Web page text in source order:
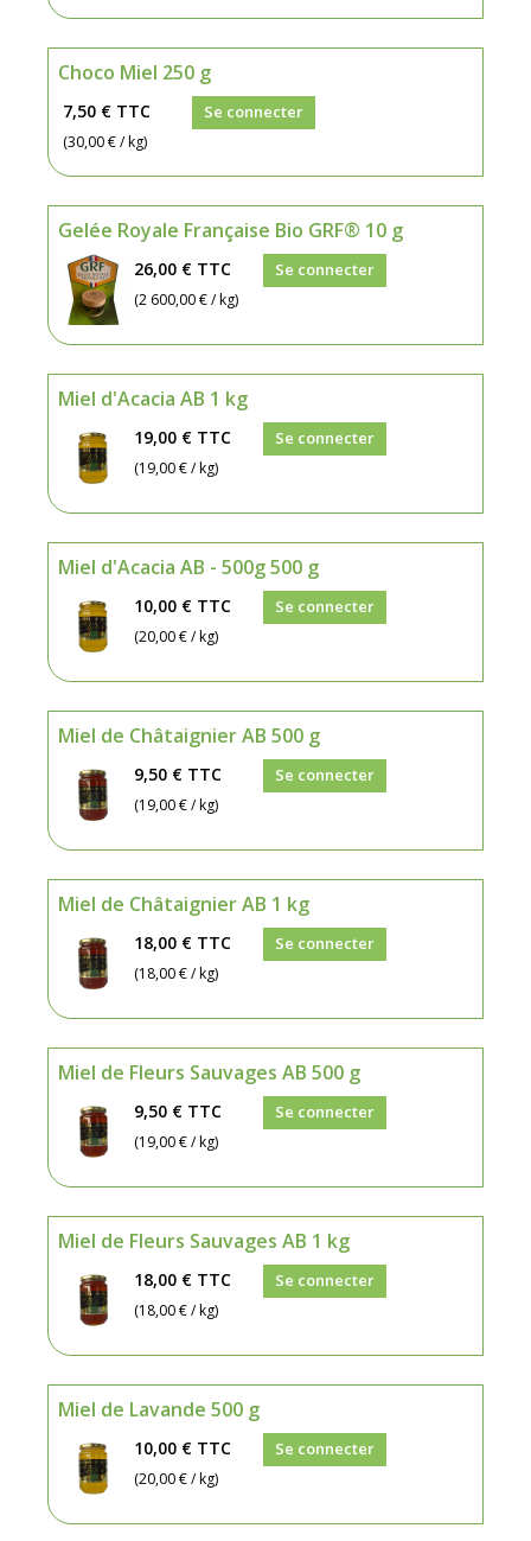
Choco Miel 250 g
7,50 € TTC
(30,00 € / kg)
Se connecter
Gelée Royale Française Bio GRF® 10 g
26,00 € TTC
(2 600,00 € / kg)
Se connecter
Miel d'Acacia AB 1 kg
19,00 € TTC
(19,00 € / kg)
Se connecter
Miel d'Acacia AB - 500g 500 g
10,00 € TTC
(20,00 € / kg)
Se connecter
Miel de Châtaignier AB 500 g
9,50 € TTC
(19,00 € / kg)
Se connecter
Miel de Châtaignier AB 1 kg
18,00 € TTC
(18,00 € / kg)
Se connecter
Miel de Fleurs Sauvages AB 500 g
9,50 € TTC
(19,00 € / kg)
Se connecter
Miel de Fleurs Sauvages AB 1 kg
18,00 € TTC
(18,00 € / kg)
Se connecter
Miel de Lavande 500 g
10,00 € TTC
(20,00 € / kg)
Se connecter